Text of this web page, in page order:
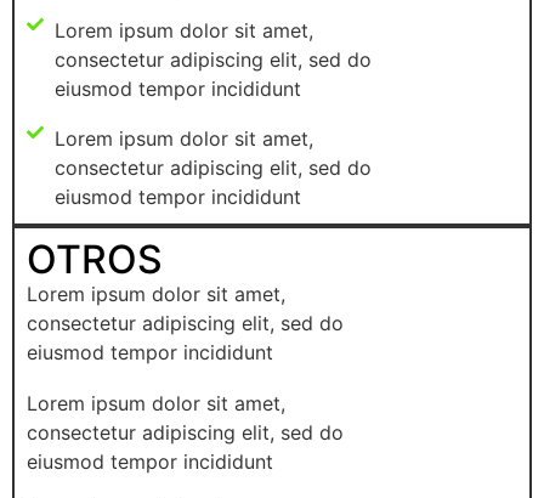
Lorem ipsum dolor sit amet,
consectetur adipiscing elit, sed do
eiusmod tempor incididunt
Lorem ipsum dolor sit amet,
consectetur adipiscing elit, sed do
eiusmod tempor incididunt
OTROS
Lorem ipsum dolor sit amet,
consectetur adipiscing elit, sed do
eiusmod tempor incididunt
Lorem ipsum dolor sit amet,
consectetur adipiscing elit, sed do
eiusmod tempor incididunt